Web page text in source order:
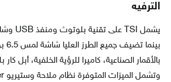
الترفيه
بالأقمار الصناعية، كاميرا للرؤية الخلفية، أبل كار